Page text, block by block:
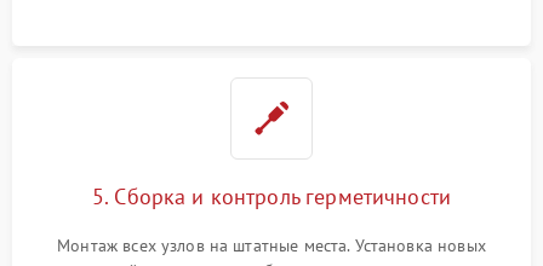
5. Сборка и контроль герметичности
Монтаж всех узлов на штатные места. Установка новых